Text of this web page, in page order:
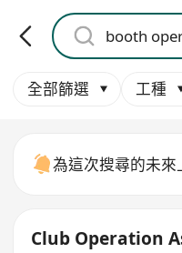
全部篩選 工種
為這次搜尋的未
Club Operation